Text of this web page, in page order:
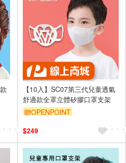
【10入】SC07第三代兒童透氣
舒適款全罩立體矽膠口罩支架
贈OPENPOINT
$249